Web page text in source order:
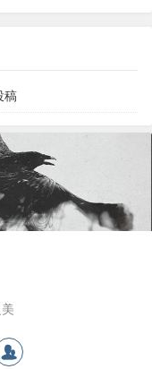
”的感觉。我更加倾向
明前的黑暗”。58s…
即将爆发。接着转入正
个意思我不太明白，有
仅是一个战役的高潮。
稿